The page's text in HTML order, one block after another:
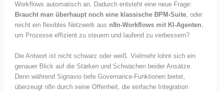
Workflows automatisch an. Dadurch entsteht eine neue Frage:
Braucht man überhaupt noch eine klassische BPM-Suite, oder
reicht ein flexibles Netzwerk aus n8n-Workflows mit KI-Agenten,
um Prozesse effizient zu steuern und laufend zu verbessern?
Die Antwort ist nicht schwarz oder weiß. Vielmehr lohnt sich ein
genauer Blick auf die Stärken und Schwächen beider Ansätze.
Denn während Signavio tiefe Governance-Funktionen bietet,
überzeugt n8n durch seine Offenheit, die einfache Integration